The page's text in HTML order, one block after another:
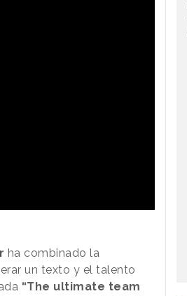
ha combinado la
un texto y el talento
“The ultimate team